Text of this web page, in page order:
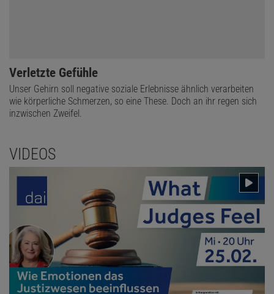
Verletzte Gefühle
Unser Gehirn soll negative soziale Erlebnisse ähnlich verarbeiten
wie körperliche Schmerzen, so eine These. Doch an ihr regen sich
inzwischen Zweifel.
VIDEOS